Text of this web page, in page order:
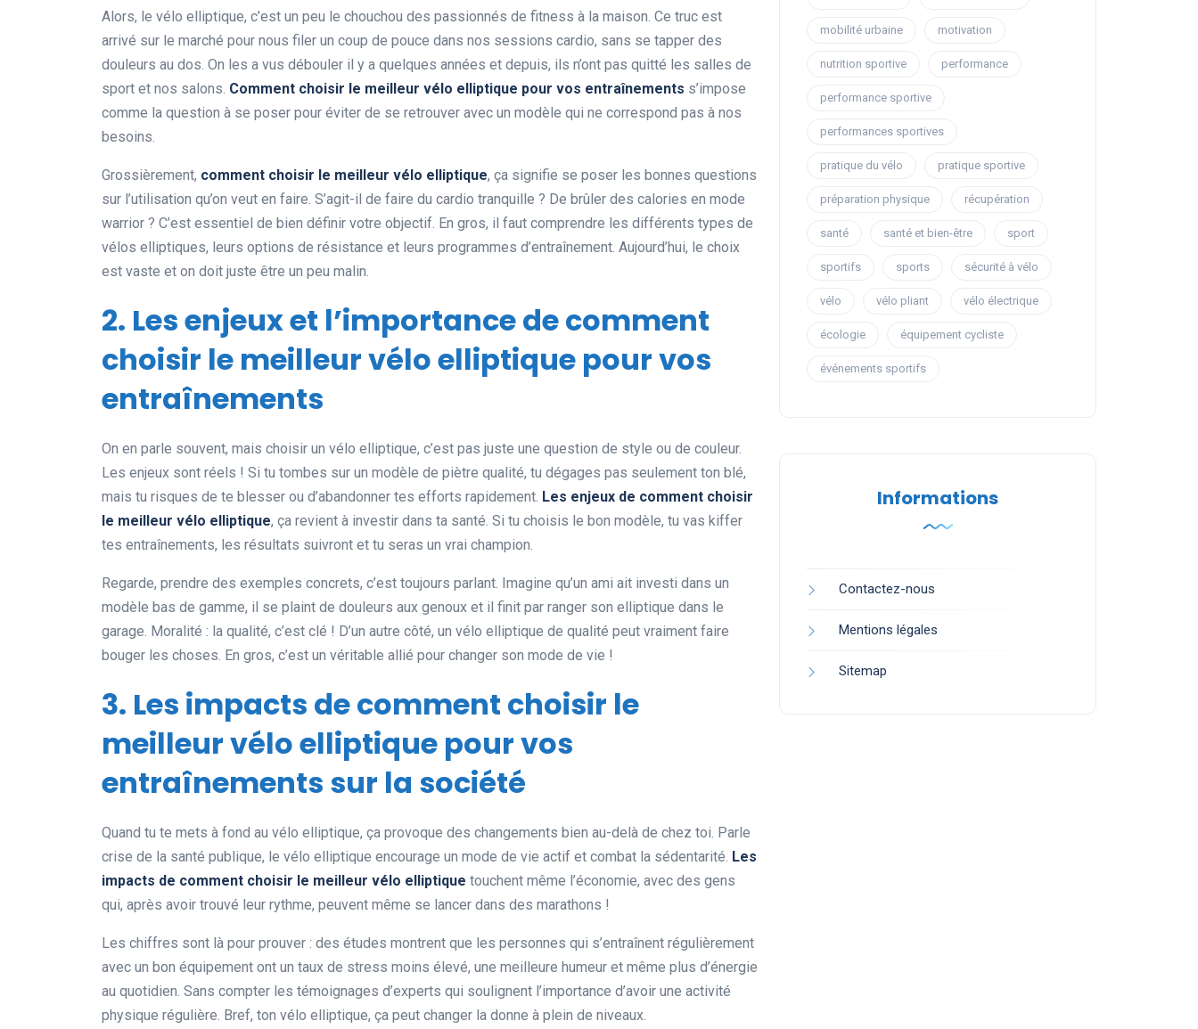
Alors, le vélo elliptique, c’est un peu le chouchou des passionnés de fitness à la maison. Ce truc est
arrivé sur le marché pour nous filer un coup de pouce dans nos sessions cardio, sans se tapper des
douleurs au dos. On les a vus débouler il y a quelques années et depuis, ils n’ont pas quitté les salles de
sport et nos salons. Comment choisir le meilleur vélo elliptique pour vos entraînements s’impose
comme la question à se poser pour éviter de se retrouver avec un modèle qui ne correspond pas à nos
besoins.
Grossièrement, comment choisir le meilleur vélo elliptique, ça signifie se poser les bonnes questions
sur l’utilisation qu’on veut en faire. S’agit-il de faire du cardio tranquille ? De brûler des calories en mode
warrior ? C’est essentiel de bien définir votre objectif. En gros, il faut comprendre les différents types de
vélos elliptiques, leurs options de résistance et leurs programmes d’entraînement. Aujourd’hui, le choix
est vaste et on doit juste être un peu malin.
2. Les enjeux et l’importance de comment
choisir le meilleur vélo elliptique pour vos
entraînements
On en parle souvent, mais choisir un vélo elliptique, c’est pas juste une question de style ou de couleur.
Les enjeux sont réels ! Si tu tombes sur un modèle de piètre qualité, tu dégages pas seulement ton blé,
mais tu risques de te blesser ou d’abandonner tes efforts rapidement. Les enjeux de comment choisir
le meilleur vélo elliptique, ça revient à investir dans ta santé. Si tu choisis le bon modèle, tu vas kiffer
tes entraînements, les résultats suivront et tu seras un vrai champion.
Regarde, prendre des exemples concrets, c’est toujours parlant. Imagine qu’un ami ait investi dans un
modèle bas de gamme, il se plaint de douleurs aux genoux et il finit par ranger son elliptique dans le
garage. Moralité : la qualité, c’est clé ! D’un autre côté, un vélo elliptique de qualité peut vraiment faire
bouger les choses. En gros, c’est un véritable allié pour changer son mode de vie !
3. Les impacts de comment choisir le
meilleur vélo elliptique pour vos
entraînements sur la société
Quand tu te mets à fond au vélo elliptique, ça provoque des changements bien au-delà de chez toi. Parle
crise de la santé publique, le vélo elliptique encourage un mode de vie actif et combat la sédentarité. Les
impacts de comment choisir le meilleur vélo elliptique touchent même l’économie, avec des gens
qui, après avoir trouvé leur rythme, peuvent même se lancer dans des marathons !
Les chiffres sont là pour prouver : des études montrent que les personnes qui s’entraînent régulièrement
avec un bon équipement ont un taux de stress moins élevé, une meilleure humeur et même plus d’énergie
au quotidien. Sans compter les témoignages d’experts qui soulignent l’importance d’avoir une activité
physique régulière. Bref, ton vélo elliptique, ça peut changer la donne à plein de niveaux.
mobilité urbaine motivation
nutrition sportive performance
performance sportive
performances sportives
pratique du vélo pratique sportive
préparation physique récupération
santé santé et bien-être sport
sportifs sports sécurité à vélo
vélo vélo pliant vélo électrique
écologie équipement cycliste
événements sportifs
Informations
Contactez-nous
Mentions légales
Sitemap